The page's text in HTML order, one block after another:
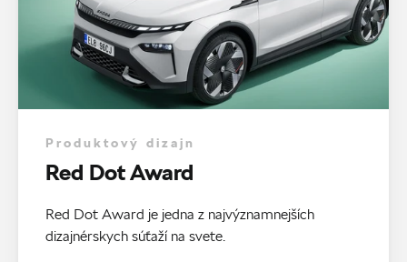
Produktový dizajn
Red Dot Award
Red Dot Award je jedna z najvýznamnejších
dizajnérskych súťaží na svete.